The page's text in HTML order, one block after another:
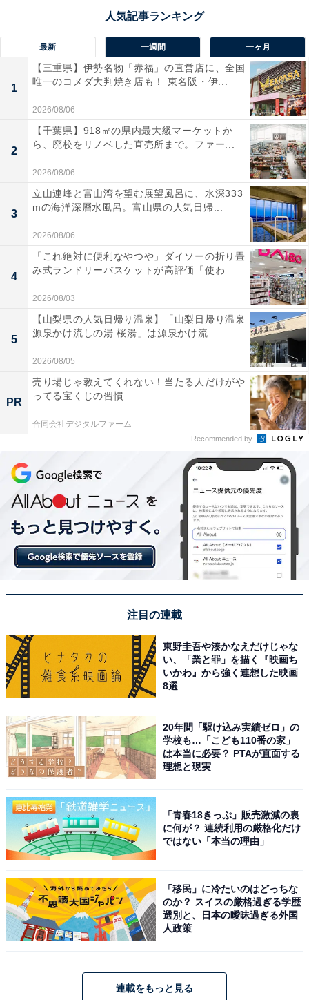
最新 一週間 一ヶ月
1
【三重県】伊勢名物「赤福」の直営店に、全国
唯一のコメダ大判焼き店も！ 東名阪・伊...
2026/08/06
2
【千葉県】918㎡の県内最大級マーケットか
ら、廃校をリノベした直売所まで。ファー...
2026/08/06
3
立山連峰と富山湾を望む展望風呂に、水深333
mの海洋深層水風呂。富山県の人気日帰...
2026/08/06
4
「これ絶対に便利なやつや」ダイソーの折り畳
み式ランドリーバスケットが高評価「使わ...
2026/08/03
5
【山梨県の人気日帰り温泉】「山梨日帰り温泉
源泉かけ流しの湯 桜湯」は源泉かけ流...
2026/08/05
PR
売り場じゃ教えてくれない！当たる人だけがや
ってる宝くじの習慣
合同会社デジタルファーム
Recommended by
注目の連載
東野圭吾や湊かなえだけじゃな
い、「業と罪」を描く『映画ち
いかわ』から強く連想した映画
8選
20年間「駆け込み実績ゼロ」の
学校も…「こども110番の家」
は本当に必要？ PTAが直面する
理想と現実
「青春18きっぷ」販売激減の裏
に何が？ 連続利用の厳格化だけ
ではない「本当の理由」
「移民」に冷たいのはどっちな
のか？ スイスの厳格過ぎる学歴
選別と、日本の曖昧過ぎる外国
人政策
連載をもっと見る